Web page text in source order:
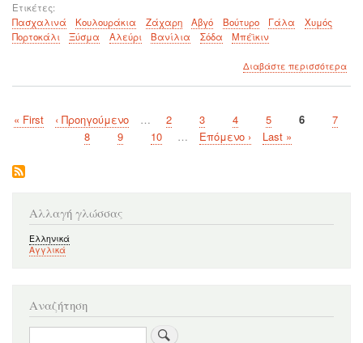
Ετικέτες
Πασχαλινά
Κουλουράκια Ζάχαρη Αβγό Βούτυρο Γάλα
Χυμός
Πορτοκάλι
Ξύσμα Αλεύρι Βανίλια Σόδα Μπέϊκιν
Διαβάστε περισσότεραγια
Σελιδοποίηση
First
« First
Προηγούμενη
σελίδα
‹ Προηγούμενο … Page
2 Page
3 Page
4 Page
5
Τρέχουσα
6 Page
7
Page
8 Page
9 Page
10 …
Next
Επόμενο ›
Last
Last »
Αλλαγή γλώσσας
Ελληνικά
Αγγλικά
Αναζήτηση
Αναζήτηση